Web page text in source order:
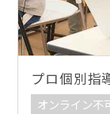
プロ個別指
オンライン不